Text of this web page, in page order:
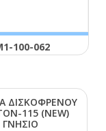
100-062
ΔΙΣΚΟΦΡΕΝΟΥ
115 (ΝΕW)
ΓΝΗΣΙΟ